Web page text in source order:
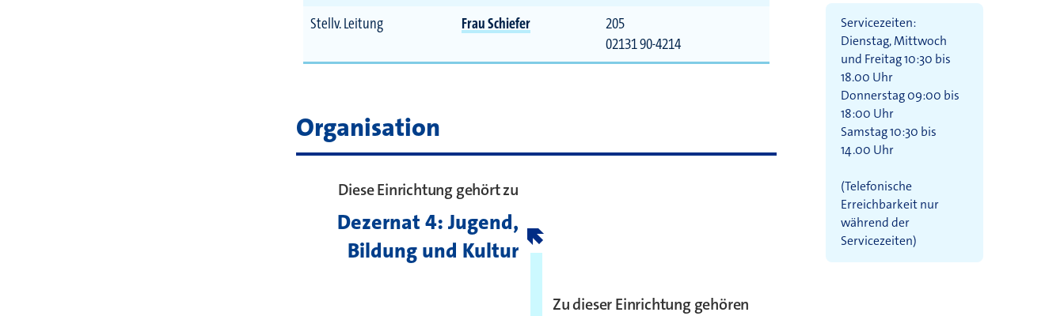
Stellv. Leitung
Frau Schiefer
205
02131 90-4214
Organisation
Diese Einrichtung gehört zu
Dezernat 4: Jugend,
Bildung und Kultur
Zu dieser Einrichtung gehören
Servicezeiten:
Dienstag, Mittwoch
und Freitag 10:30 bis
18.00 Uhr
Donnerstag 09:00 bis
18:00 Uhr
Samstag 10:30 bis
14.00 Uhr
(Telefonische
Erreichbarkeit nur
während der
Servicezeiten)